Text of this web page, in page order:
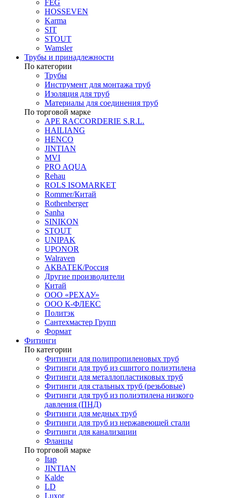
FEG
HOSSEVEN
Karma
SIT
STOUT
Wamsler
Трубы и принадлежности
По категории
Трубы
Инструмент для монтажа труб
Изоляция для труб
Материалы для соединения труб
По торговой марке
APE RACCORDERIE S.R.L.
HAILIANG
HENCO
JINTIAN
MVI
PRO AQUA
Rehau
ROLS ISOMARKET
Rommer/Китай
Rothenberger
Sanha
SINIKON
STOUT
UNIPAK
UPONOR
Walraven
АКВАТЕК/Россия
Другие производители
Китай
ООО «РЕХАУ»
ООО К-ФЛЕКС
Политэк
Сантехмастер Групп
Формат
Фитинги
По категории
Фитинги для полипропиленовых труб
Фитинги для труб из сшитого полиэтилена
Фитинги для металлопластиковых труб
Фитинги для стальных труб (резьбовые)
Фитинги для труб из полиэтилена низкого
давления (ПНД)
Фитинги для медных труб
Фитинги для труб из нержавеющей стали
Фитинги для канализации
Фланцы
По торговой марке
Itap
JINTIAN
Kalde
LD
Luxor